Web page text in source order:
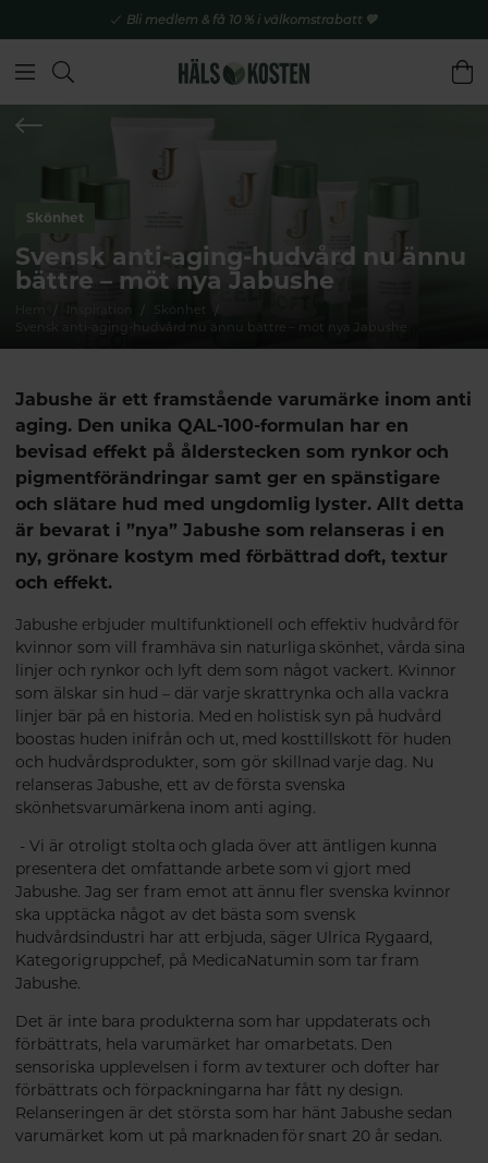
Bli medlem & få 10 % i välkomstrabatt 💚
Skönhet
Svensk anti-aging-hudvård nu ännu
bättre – möt nya Jabushe
Skönhet
Svensk anti-aging-hudvård nu ännu bättre – möt nya Jabushe
Jabushe är ett framstående varumärke inom anti
aging. Den unika QAL-100-formulan har en
bevisad effekt på ålderstecken som rynkor och
pigmentförändringar samt ger en spänstigare
och slätare hud med ungdomlig lyster. Allt detta
är bevarat i ”nya” Jabushe som relanseras i en
ny, grönare kostym med förbättrad doft, textur
och effekt.
Jabushe erbjuder multifunktionell och effektiv hudvård för
kvinnor som vill framhäva sin naturliga skönhet, vårda sina
linjer och rynkor och lyft dem som något vackert. Kvinnor
som älskar sin hud – där varje skrattrynka och alla vackra
linjer bär på en historia. Med en holistisk syn på hudvård
boostas huden inifrån och ut, med kosttillskott för huden
och hudvårdsprodukter, som gör skillnad varje dag. Nu
relanseras Jabushe, ett av de första svenska
skönhetsvarumärkena inom anti aging.
- Vi är otroligt stolta och glada över att äntligen kunna
presentera det omfattande arbete som vi gjort med
Jabushe. Jag ser fram emot att ännu fler svenska kvinnor
ska upptäcka något av det bästa som svensk
hudvårdsindustri har att erbjuda, säger Ulrica Rygaard,
Kategorigruppchef, på MedicaNatumin som tar fram
Jabushe.
Det är inte bara produkterna som har uppdaterats och
förbättrats, hela varumärket har omarbetats. Den
sensoriska upplevelsen i form av texturer och dofter har
förbättrats och förpackningarna har fått ny design.
Relanseringen är det största som har hänt Jabushe sedan
varumärket kom ut på marknaden för snart 20 år sedan.